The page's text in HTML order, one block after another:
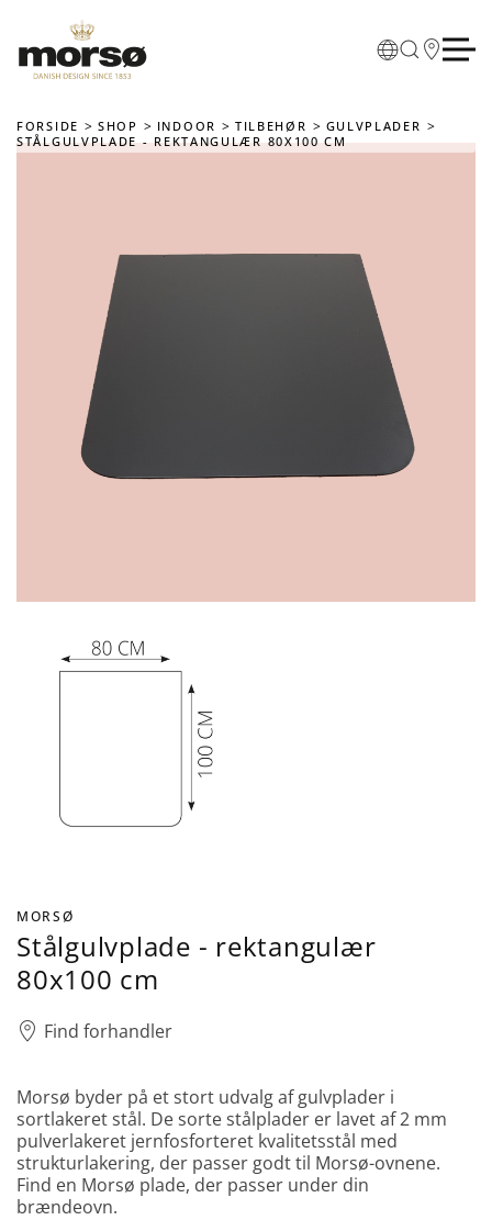
Skip to main content
FORSIDE SHOP INDOOR TILBEHØR
GULVPLADER
STÅLGULVPLADE - REKTANGULÆR 80X100 CM
MORSØ
Stålgulvplade - rektangulær
80x100 cm
Find forhandler
Morsø byder på et stort udvalg af gulvplader i
sortlakeret stål. De sorte stålplader er lavet af 2 mm
pulverlakeret jernfosforteret kvalitetsstål med
strukturlakering, der passer godt til Morsø-ovnene.
Find en Morsø plade, der passer under din
brændeovn.